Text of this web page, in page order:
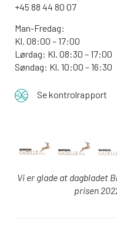
+45 88 44 80 07
Man-Fredag:
Kl. 08:00 – 17:00
Lørdag: Kl. 08:30 – 17:00
Søndag: Kl. 10:00 – 16:30
Se kontrolrapport
Vi er glade at dagbladet
prisen